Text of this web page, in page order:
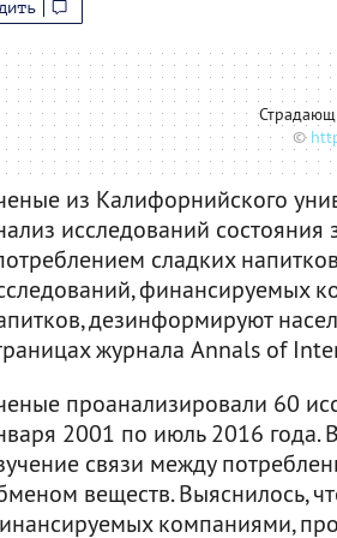
©
из Калифорнийского
исследований состояния
сладких
финансируемых
дезинформируют
журнала Annals of
проанализировали 60
2001 по июль 2016 года.
связи между
веществ. Выяснилось,
компаниями,